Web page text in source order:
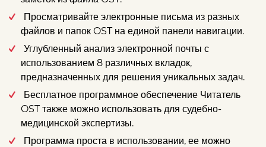
Просматривайте электронные письма из разных
файлов и папок OST на единой панели навигации.
Углубленный анализ электронной почты с
использованием 8 различных вкладок,
предназначенных для решения уникальных задач.
Бесплатное программное обеспечение Читатель
OST также можно использовать для судебно-
медицинской экспертизы.
Программа проста в использовании, ее можно